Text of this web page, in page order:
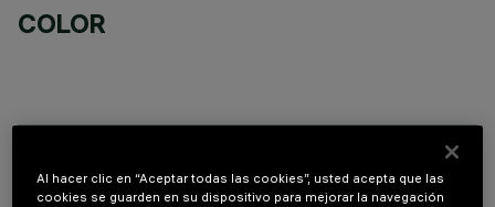
COLOR
COMPONENTES OPCIONALES
Al hacer clic en “Aceptar todas las cookies”, usted acepta que las
cookies se guarden en su dispositivo para mejorar la navegación